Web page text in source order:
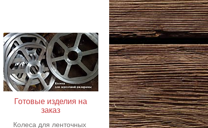
Готовые изделия на
заказ
Колеса для ленточных